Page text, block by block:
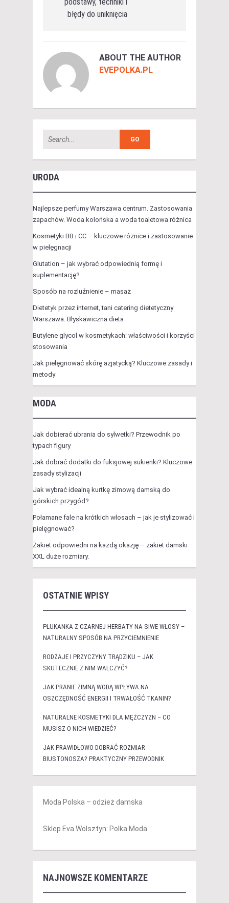
podstawy, techniki i
błędy do uniknięcia
ABOUT THE AUTHOR
EVEPOLKA.PL
URODA
Najlepsze perfumy Warszawa centrum. Zastosowania
zapachów. Woda kolońska a woda toaletowa różnica
Kosmetyki BB i CC – kluczowe różnice i zastosowanie
w pielęgnacji
Glutation – jak wybrać odpowiednią formę i
suplementację?
Sposób na rozluźnienie – masaż
Dietetyk przez internet, tani catering dietetyczny
Warszawa. Błyskawiczna dieta
Butylene glycol w kosmetykach: właściwości i korzyści
stosowania
Jak pielęgnować skórę azjatycką? Kluczowe zasady i
metody
MODA
Jak dobierać ubrania do sylwetki? Przewodnik po
typach figury
Jak dobrać dodatki do fuksjowej sukienki? Kluczowe
zasady stylizacji
Jak wybrać idealną kurtkę zimową damską do
górskich przygód?
Połamane fale na krótkich włosach – jak je stylizować i
pielęgnować?
Żakiet odpowiedni na każdą okazję – żakiet damski
XXL duże rozmiary.
OSTATNIE WPISY
PŁUKANKA Z CZARNEJ HERBATY NA SIWE WŁOSY –
NATURALNY SPOSÓB NA PRZYCIEMNIENIE
RODZAJE I PRZYCZYNY TRĄDZIKU – JAK
SKUTECZNIE Z NIM WALCZYĆ?
JAK PRANIE ZIMNĄ WODĄ WPŁYWA NA
OSZCZĘDNOŚĆ ENERGII I TRWAŁOŚĆ TKANIN?
NATURALNE KOSMETYKI DLA MĘŻCZYZN – CO
MUSISZ O NICH WIEDZIEĆ?
JAK PRAWIDŁOWO DOBRAĆ ROZMIAR
BIUSTONOSZA? PRAKTYCZNY PRZEWODNIK
Moda Polska – odzież damska
Sklep Eva Wolsztyn: Polka Moda
NAJNOWSZE KOMENTARZE